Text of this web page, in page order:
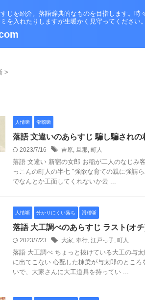
じを紹介。落語辞典的なものを目指します。時
を入れたりしますが生暖かく見守ってください。
>
人情噺 滑稽噺
落語 文違いのあらすじ 騙し騙されの
2023/7/16 吉原, 旦那, 町人
落語 文違い 新宿の女郎 お稲が二人のなじみ
っこんの町人の半七 "強欲な育ての親に強請
でなんとか工面してくれないか云 ...
人情噺 分かりにくい落ち 滑稽噺
落語 大工調べのあらすじ ラスト(オ
2023/7/23 大家, 奉行, 江戸っ子, 町人
落語 大工調べ ちょっと抜けている大工の与
に出てこない 心配した棟梁が与太郎のとこ
いで、大家さんに大工道具を持ってい ...